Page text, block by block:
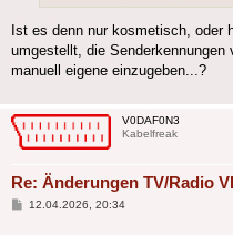
Ist es denn nur kosmetisch, oder
umgestellt, die
manuell eigene einzugeben...?
V0DAF0N3
Kabelfreak
Re: Änderungen TV/Radio
Beitrag
12.04.2026, 20:34